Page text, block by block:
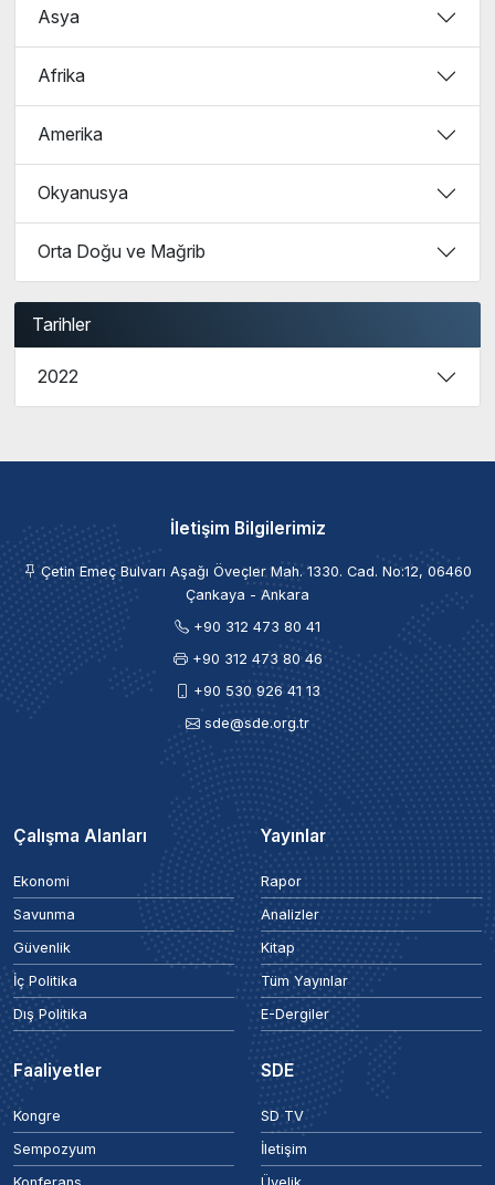
Asya
Afrika
Amerika
Okyanusya
Orta Doğu ve Mağrib
Tarihler
2022
İletişim Bilgilerimiz
Çetin Emeç Bulvarı Aşağı Öveçler Mah. 1330. Cad. No:12, 06460
Çankaya - Ankara
+90 312 473 80 41
+90 312 473 80 46
+90 530 926 41 13
sde@sde.org.tr
Çalışma Alanları
Ekonomi
Savunma
Güvenlik
İç Politika
Dış Politika
Yayınlar
Rapor
Analizler
Kitap
Tüm Yayınlar
E-Dergiler
Faaliyetler
Kongre
Sempozyum
SDE
SD TV
İletişim